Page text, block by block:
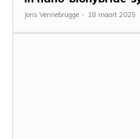
Joris Vennebrugge - 18 maart 2025